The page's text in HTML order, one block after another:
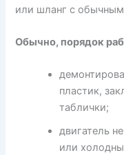
или шланг с
Обычно, порядок
пластик,
таблички;
двигатель
или